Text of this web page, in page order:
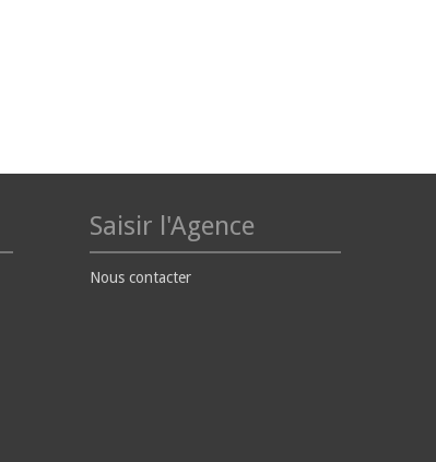
Saisir l'Agence
Nous contacter